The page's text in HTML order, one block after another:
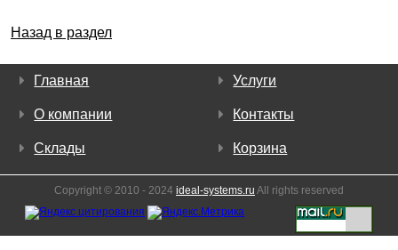
Назад в раздел
Главная Услуги
О компании Контакты
Склады Корзина
Copyright © 2010 - 2024 ideal-systems.ru All rights reserved